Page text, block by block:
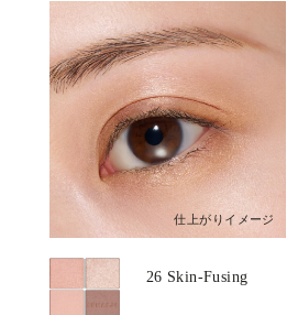
仕上がりイメージ
26 Skin-Fusing